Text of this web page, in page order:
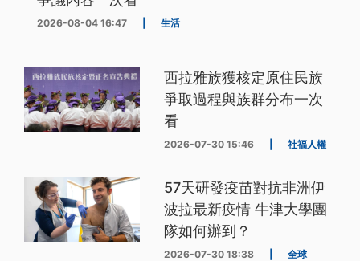
2026-08-04 16:47 生活
西拉雅族獲核定原住民族
爭取過程與族群分布一次
看
2026-07-30 15:46 社福人權
57天研發疫苗對抗非洲伊
波拉最新疫情 牛津大學團
隊如何辦到？
2026-07-30 18:38 全球